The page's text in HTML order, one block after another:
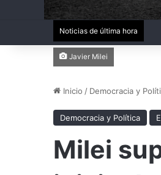
Noticias de última hora
Javier Milei
Inicio / Democracia y
Democracia y Política
Milei